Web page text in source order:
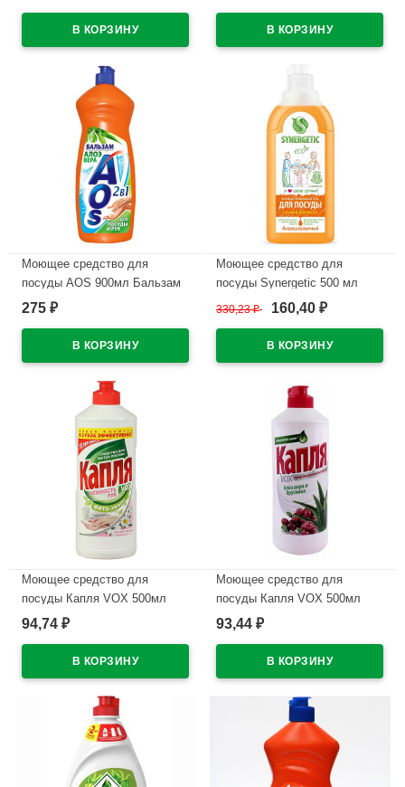
Моющее средство для
посуды АОS 900мл Бальзам
Алоэ Вера
275 ₽
Моющее средство для
посуды Synergetic 500 мл
330,23₽ 160,40 ₽
Моющее средство для
посуды Капля VOX 500мл
Хлопок +ромашка
94,74 ₽
Моющее средство для
посуды Капля VOX 500мл
Алоэ и брусника (Ст.15)
93,44 ₽